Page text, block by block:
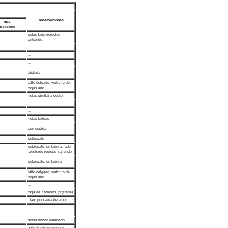
observaciones
muy
sobre lado derecho
entrando
aislada
tallo delgado, verticilo de
hojas alto
hojas similar a cedro
hojas bífidas
con espiga
sobresale
sobresale, en ladera; lado
izquierdo regreso saliendo
sobresale, en ladera
tallo delgado, verticilo de
hojas alto
hoja de 7 foliolos (digitada)
claro por caída de árbol
sobre tronco derribado